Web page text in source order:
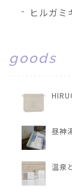
ヒルガミ
goods
昼神
温泉